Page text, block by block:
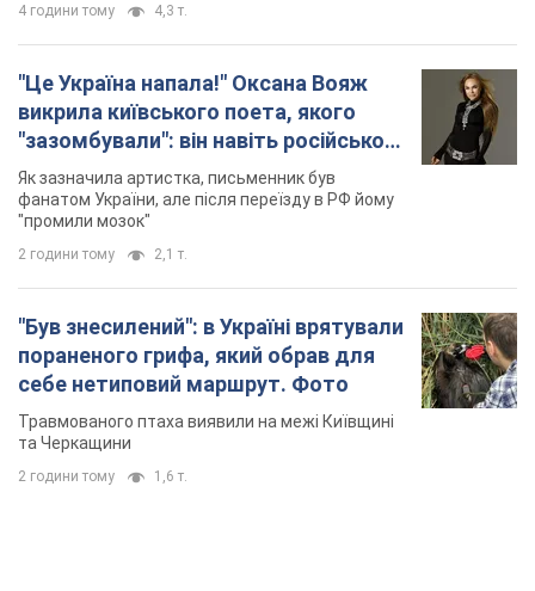
4 години тому 4,3 т.
"Це Україна напала!" Оксана Вояж
викрила київського поета, якого
"зазомбували": він навіть російської
не знав, а тепер хоче геноциду
українців
Як зазначила артистка, письменник був
фанатом України, але після переїзду в РФ йому
"промили мозок"
2 години тому 2,1 т.
"Був знесилений": в Україні врятували
пораненого грифа, який обрав для
себе нетиповий маршрут. Фото
Травмованого птаха виявили на межі Київщині
та Черкащини
2 години тому 1,6 т.